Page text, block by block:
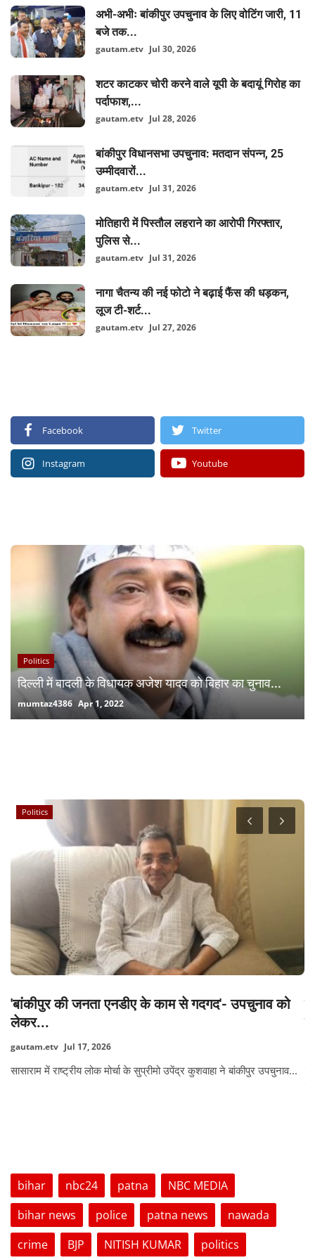
अभी-अभीः बांकीपुर उपचुनाव के लिए वोटिंग जारी, 11
बजे तक...
gautam.etv Jul 30, 2026
शटर काटकर चोरी करने वाले यूपी के बदायूं गिरोह का
पर्दाफाश,...
gautam.etv Jul 28, 2026
बांकीपुर विधानसभा उपचुनाव: मतदान संपन्न, 25
उम्मीदवारों...
gautam.etv Jul 31, 2026
मोतिहारी में पिस्तौल लहराने का आरोपी गिरफ्तार,
पुलिस से...
gautam.etv Jul 31, 2026
नागा चैतन्य की नई फोटो ने बढ़ाई फैंस की धड़कन,
लूज टी-शर्ट...
gautam.etv Jul 27, 2026
Facebook Twitter
Instagram Youtube
Politics
दिल्ली में बादली के विधायक अजेश यादव को बिहार का चुनाव...
mumtaz4386 Apr 1, 2022
Politics
'बांकीपुर की जनता एनडीए के काम से गदगद'- उपचुनाव को
लेकर...
gautam.etv Jul 17, 2026
​सासाराम में राष्ट्रीय लोक मोर्चा के सुप्रीमो उपेंद्र कुशवाहा ने बांकीपुर उपचुनाव...
bihar nbc24 patna
NBC MEDIA
bihar news
police patna news
nawada
crime
BJP NITISH KUMAR
politics